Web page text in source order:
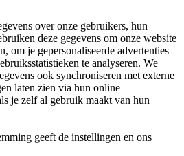
over onze gebruikers, hun
deze gegevens om onze website
om je gepersonaliseerde advertenties
te analyseren. We
ook synchroniseren met externe
laten zien via hun online
je zelf al gebruik maakt van hun
geeft de instellingen en ons